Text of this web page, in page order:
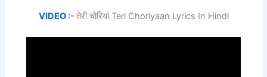
VIDEO:- तेरी चोरियां Teri Choriyaan Lyrics In Hindi